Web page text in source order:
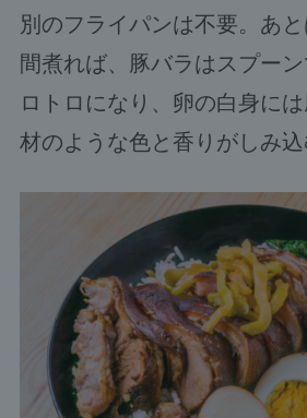
別のフライパンは不要。あ
間煮れば、豚バラはスプー
ロトロになり、卵の白身に
材のような色と香りがしみ込